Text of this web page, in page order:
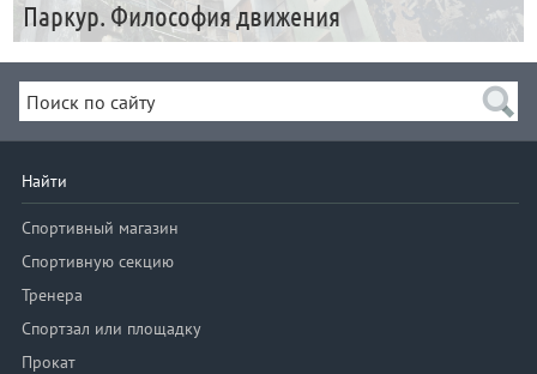
Паркур. Философия движения
Найти
Спортивный магазин
Спортивную секцию
Тренера
Спортзал или площадку
Прокат